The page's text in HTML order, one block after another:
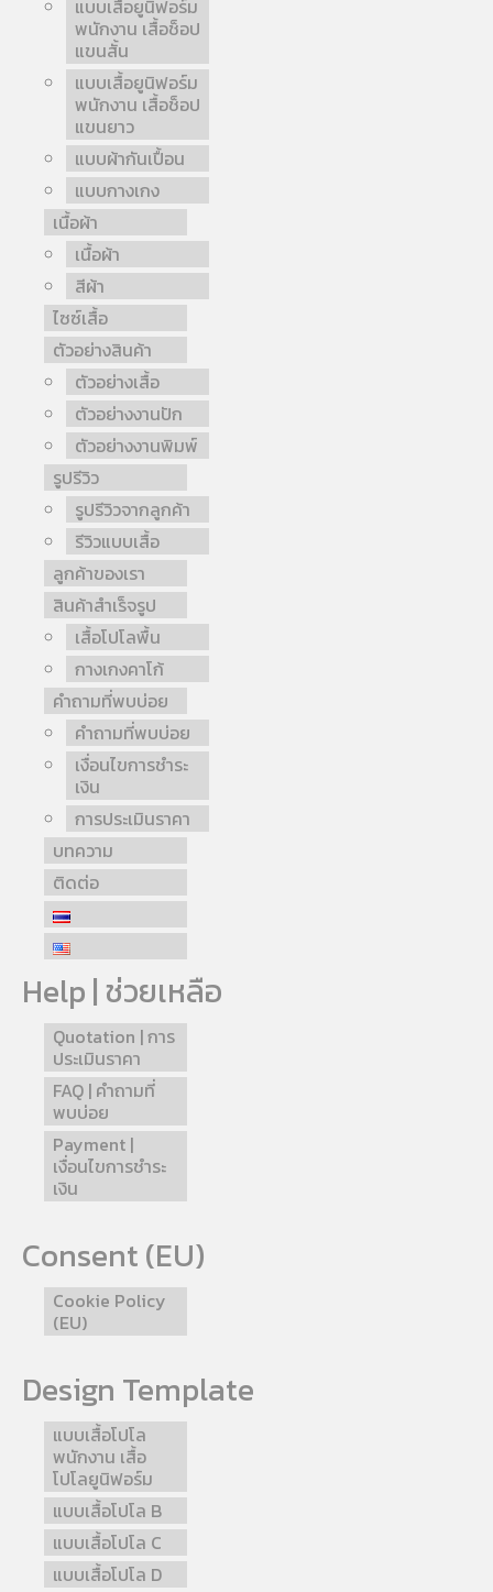
แบบเสื้อยูนิฟอร์ม
พนักงาน เสื้อช็อป
แขนสั้น
แบบเสื้อยูนิฟอร์ม
พนักงาน เสื้อช็อป
แขนยาว
แบบผ้ากันเปื้อน
แบบกางเกง
เนื้อผ้า
เนื้อผ้า
สีผ้า
ไซซ์เสื้อ
ตัวอย่างสินค้า
ตัวอย่างเสื้อ
ตัวอย่างงานปัก
ตัวอย่างงานพิมพ์
รูปรีวิว
รูปรีวิวจากลูกค้า
รีวิวแบบเสื้อ
ลูกค้าของเรา
สินค้าสำเร็จรูป
เสื้อโปโลพื้น
กางเกงคาโก้
คำถามที่พบบ่อย
คำถามที่พบบ่อย
เงื่อนไขการชำระ
เงิน
การประเมินราคา
บทความ
ติดต่อ
Help | ช่วยเหลือ
Quotation | การ
ประเมินราคา
FAQ | คำถามที่
พบบ่อย
Payment |
เงื่อนไขการชำระ
เงิน
Consent (EU)
Cookie Policy
(EU)
Design Template
แบบเสื้อโปโล
พนักงาน เสื้อ
โปโลยูนิฟอร์ม
แบบเสื้อโปโล B
แบบเสื้อโปโล C
แบบเสื้อโปโล D